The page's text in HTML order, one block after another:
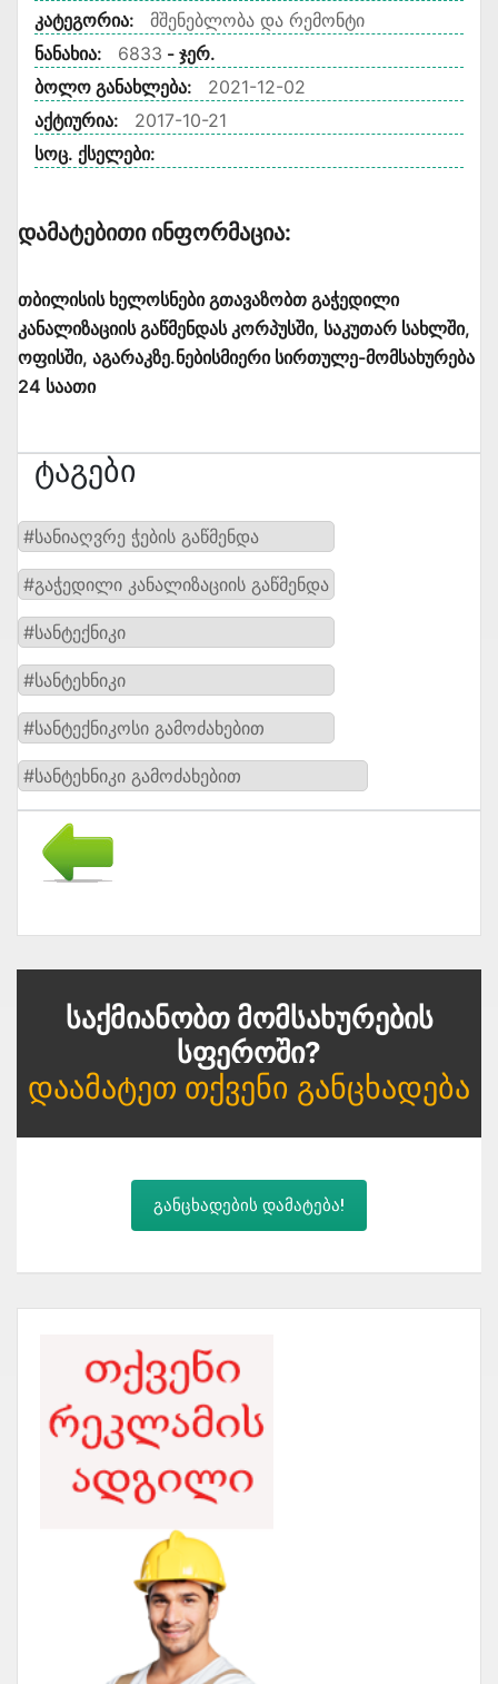
კატეგორია:
მშენებლობა და რემონტი
ნანახია:
6833 - ჯერ.
ბოლო განახლება:
2021-12-02
აქტიურია:
2017-10-21
სოც. ქსელები:
Დამატებითი Ინფორმაცია:
თბილისის ხელოსნები გთავაზობთ გაჭედილი
კანალიზაციის გაწმენდას კორპუსში, საკუთარ სახლში,
ოფისში, აგარაკზე.ნებისმიერი სირთულე-მომსახურება
24 საათი
Ტაგები
#სანიაღვრე ჭების გაწმენდა
#გაჭედილი კანალიზაციის გაწმენდა
#სანტექნიკი
#სანტეხნიკი
#სანტექნიკოსი გამოძახებით
#სანტეხნიკი გამოძახებით
Საქმიანობთ Მომსახურების
Სფეროში?
Დაამატეთ Თქვენი Განცხადება
განცხადების დამატება!